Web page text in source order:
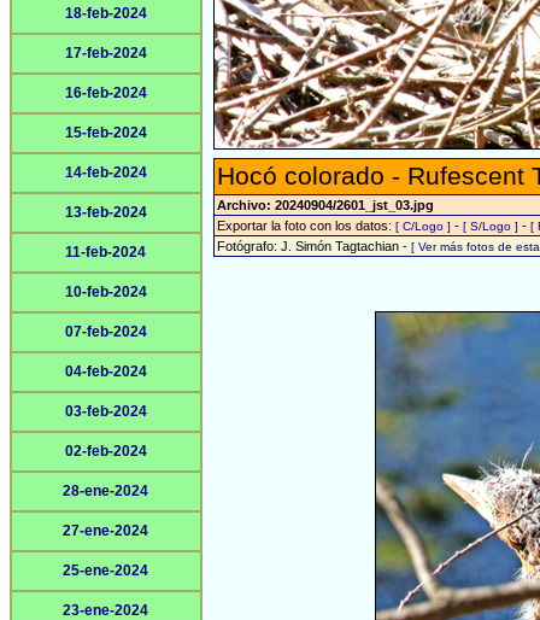
18-feb-2024
17-feb-2024
16-feb-2024
15-feb-2024
14-feb-2024
13-feb-2024
11-feb-2024
10-feb-2024
07-feb-2024
04-feb-2024
03-feb-2024
02-feb-2024
28-ene-2024
27-ene-2024
25-ene-2024
23-ene-2024
Hocó colorado - Rufescent
Archivo: 20240904/2601_jst_03.jpg
Exportar la foto con los datos: [ C/Logo ] - [ S/Logo ] - [
Fotógrafo: J. Simón Tagtachian - [ Ver más fotos de